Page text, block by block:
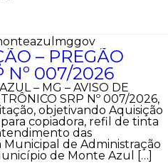
– PREGÃO
Nº 007/2026
– MG – AVISO DE
SRP Nº 007/2026,
objetivando Aquisição
copiadora, refil de tinta
das
Municipal de Administração
de Monte Azul […]